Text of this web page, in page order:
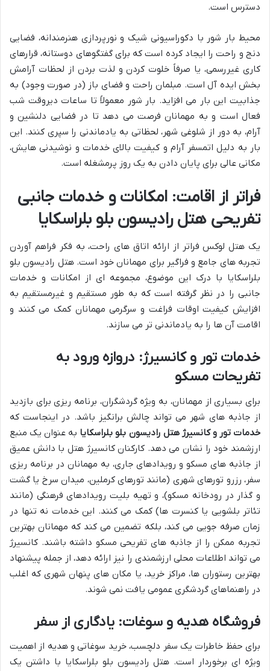
دسترس است.
محیط بار شور با دکوراسیونی شیک و نورپردازی هنرمندانه، فضایی
دنج و راحت را ایجاد کرده است که برای گفتگوهای دوستانه، قرارهای
کاری غیررسمی، یا صرفاً خلوت کردن و لذت بردن از لحظات آرامش
بخش ایده آل است. مبلمان راحت و فضای باز (در صورت وجود) به
جذابیت این بار می افزاید. بار شور معمولاً تا ساعات دیروقت شب
فعال است و به مهمانان فرصت می دهد تا در فضایی دلنشین و
آرام، به دور از شلوغی شهر، لحظاتی به یادماندنی را سپری کنند. این
بار به دلیل اتمسفر آرام و کیفیت بالای خدمات و نوشیدنی هایش،
مکانی عالی برای پایان دادن به یک روز پرمشغله است.
فراتر از اقامت: امکانات و خدمات جانبی
تفریحی هتل رادیسون بلو بلراسکایا
یک هتل لوکس فراتر از ارائه اتاق های راحت، به فکر فراهم آوردن
تجربه های جامع و فراگیر برای مهمانان خود است. هتل رادیسون بلو
بلراسکایا با درک این موضوع، مجموعه ای از امکانات و خدمات
جانبی را در نظر گرفته است که به طور مستقیم و غیرمستقیم به
افزایش کیفیت اوقات فراغت و سرگرمی مهمانان کمک می کنند و
اقامت آن ها را به یادماندنی تر می سازند.
خدمات تور و کانسیرژ: دروازه ورود به
تفریحات مسکو
برای بسیاری از مهمانان، به ویژه گردشگران، برنامه ریزی برای بازدید
از جاذبه های شهر می تواند چالش برانگیز باشد. در اینجاست که
خدمات تور و کانسیرژ هتل رادیسون بلو بلراسکایا به عنوان یک منبع
ارزشمند خود را نشان می دهد. کارکنان کانسیرژ هتل با دانش عمیق
از جاذبه های مسکو و رویدادهای جاری، به مهمانان در برنامه ریزی
سفر، رزرو تورهای شهری (مانند تورهای کرملین، میدان سرخ یا گشت
و گذار در رودخانه مسکو)، و تهیه بلیت رویدادهای فرهنگی (مانند
تئاتر بلشویی یا کنسرت ها) کمک می کنند. این خدمات نه تنها در
زمان صرفه جویی می کند، بلکه تضمین می کند که مهمانان بهترین
تجربه ممکن را از جاذبه های تفریحی مسکو داشته باشند. کانسیرژ
می تواند اطلاعات محلی ارزشمندی را نیز ارائه دهد، از جمله پیشنهاد
بهترین رستوران ها، مراکز خرید، یا مکان های پنهان شهری که اغلب
در راهنماهای گردشگری عمومی یافت نمی شوند.
فروشگاه هدیه و سوغات: یادگاری از سفر
برای حفظ خاطرات یک سفر دلچسب، خرید سوغاتی و هدیه از اهمیت
ویژه ای برخوردار است. هتل رادیسون بلو بلراسکایا با داشتن یک